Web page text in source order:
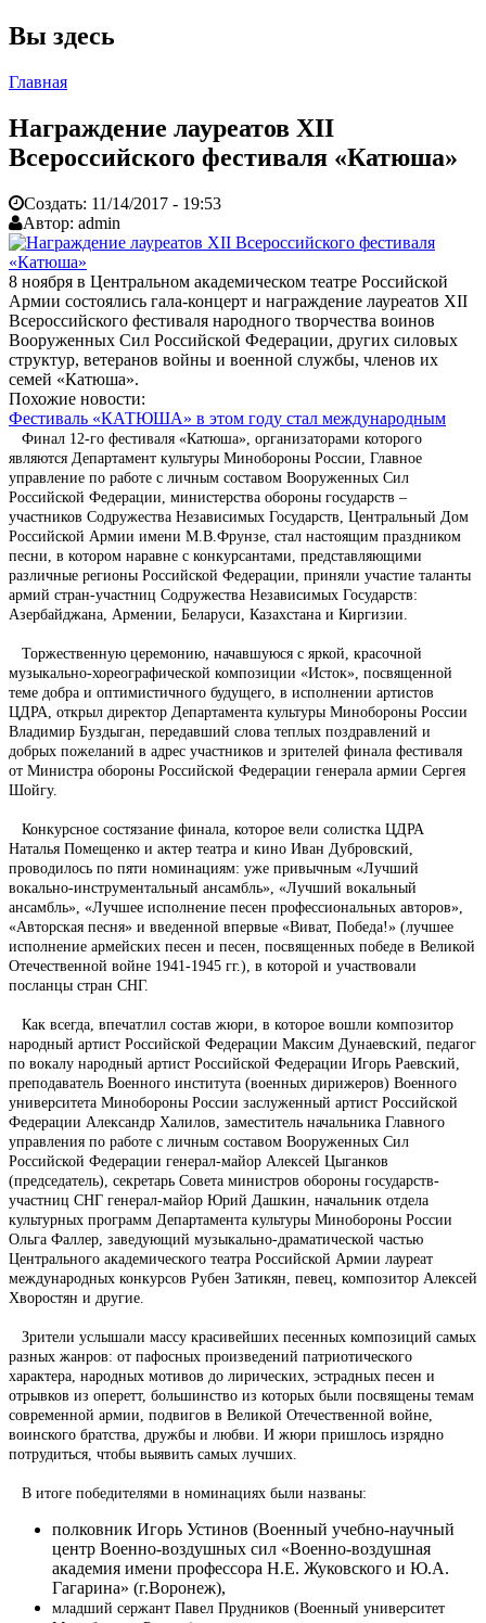
Вы здесь
Главная
Награждение лауреатов XII
Всероссийского фестиваля «Катюша»
Создать: 11/14/2017 - 19:53
Автор: admin
8 ноября в Центральном академическом театре Российской
Армии состоялись гала-концерт и награждение лауреатов XII
Всероссийского фестиваля народного творчества воинов
Вооруженных Сил Российской Федерации, других силовых
структур, ветеранов войны и военной службы, членов их
семей «Катюша».
Похожие новости:
Фестиваль «КАТЮША» в этом году стал международным
Финал 12-го фестиваля «Катюша», организаторами которого
являются Департамент культуры Минобороны России, Главное
управление по работе с личным составом Вооруженных Сил
Российской Федерации, министерства обороны государств –
участников Содружества Независимых Государств, Центральный Дом
Российской Армии имени М.В.Фрунзе, стал настоящим праздником
песни, в котором наравне с конкурсантами, представляющими
различные регионы Российской Федерации, приняли участие таланты
армий стран-участниц Содружества Независимых Государств:
Азербайджана, Армении, Беларуси, Казахстана и Киргизии.
Торжественную церемонию, начавшуюся с яркой, красочной
музыкально-хореографической композиции «Исток», посвященной
теме добра и оптимистичного будущего, в исполнении артистов
ЦДРА, открыл директор Департамента культуры Минобороны России
Владимир Буздыган, передавший слова теплых поздравлений и
добрых пожеланий в адрес участников и зрителей финала фестиваля
от Министра обороны Российской Федерации генерала армии Сергея
Шойгу.
Конкурсное состязание финала, которое вели солистка ЦДРА
Наталья Помещенко и актер театра и кино Иван Дубровский,
проводилось по пяти номинациям: уже привычным «Лучший
вокально-инструментальный ансамбль», «Лучший вокальный
ансамбль», «Лучшее исполнение песен профессиональных авторов»,
«Авторская песня» и введенной впервые «Виват, Победа!» (лучшее
исполнение армейских песен и песен, посвященных победе в Великой
Отечественной войне 1941-1945 гг.), в которой и участвовали
посланцы стран СНГ.
Как всегда, впечатлил состав жюри, в которое вошли композитор
народный артист Российской Федерации Максим Дунаевский, педагог
по вокалу народный артист Российской Федерации Игорь Раевский,
преподаватель Военного института (военных дирижеров) Военного
университета Минобороны России заслуженный артист Российской
Федерации Александр Халилов, заместитель начальника Главного
управления по работе с личным составом Вооруженных Сил
Российской Федерации генерал-майор Алексей Цыганков
(председатель), секретарь Совета министров обороны государств-
участниц СНГ генерал-майор Юрий Дашкин, начальник отдела
культурных программ Департамента культуры Минобороны России
Ольга Фаллер, заведующий музыкально-драматической частью
Центрального академического театра Российской Армии лауреат
международных конкурсов Рубен Затикян, певец, композитор Алексей
Хворостян и другие.
Зрители услышали массу красивейших песенных композиций самых
разных жанров: от пафосных произведений патриотического
характера, народных мотивов до лирических, эстрадных песен и
отрывков из оперетт, большинство из которых были посвящены темам
современной армии, подвигов в Великой Отечественной войне,
воинского братства, дружбы и любви. И жюри пришлось изрядно
потрудиться, чтобы выявить самых лучших.
В итоге победителями в номинациях были названы:
полковник Игорь Устинов (Военный учебно-научный
центр Военно-воздушных сил «Военно-воздушная
академия имени профессора Н.Е. Жуковского и Ю.А.
Гагарина» (г.Воронеж),
младший сержант Павел Прудников (Военный университет